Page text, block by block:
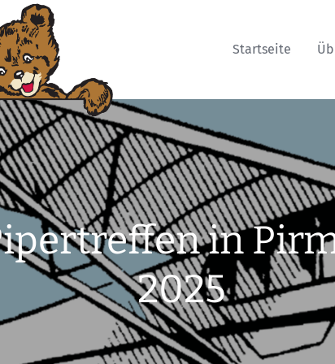
Startseite
in
2025